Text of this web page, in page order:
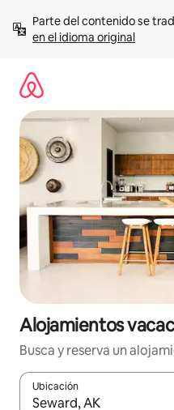
contenido
Parte del contenido se
en el idioma original
Alojamientos
Busca y reserva un
Ubicación
Cuando los resultados